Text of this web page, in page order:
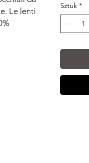
Le lenti
Sztuk *